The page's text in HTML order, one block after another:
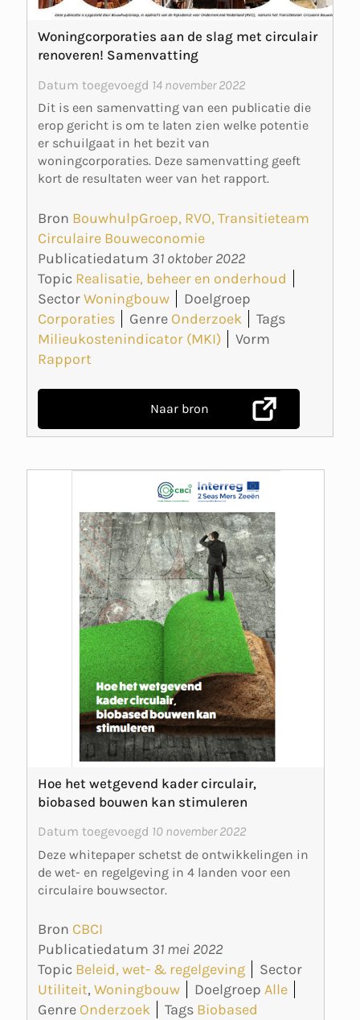
Woningcorporaties aan de slag met circulair
renoveren! Samenvatting
Datum toegevoegd 14 november 2022
Dit is een samenvatting van een publicatie die
erop gericht is om te laten zien welke potentie
er schuilgaat in het bezit van
woningcorporaties. Deze samenvatting geeft
kort de resultaten weer van het rapport.
Bron BouwhulpGroep, RVO, Transitieteam
Circulaire Bouweconomie
Publicatiedatum 31 oktober 2022
Topic Realisatie, beheer en onderhoud
SectorWoningbouw
Doelgroep
Corporaties
Genre Onderzoek
Tags
Milieukostenindicator (MKI)
Vorm
Rapport
Naar bron
Hoe het wetgevend kader circulair,
biobased bouwen kan stimuleren
Datum toegevoegd 10 november 2022
Deze whitepaper schetst de ontwikkelingen in
de wet- en regelgeving in 4 landen voor een
circulaire bouwsector.
Bron CBCI
Publicatiedatum 31 mei 2022
Topic Beleid, wet- & regelgeving
Sector
Utiliteit, Woningbouw Doelgroep Alle
Genre Onderzoek Tags Biobased